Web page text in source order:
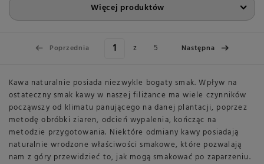
Więcej produktów
Poprzednia z 5 Następna
Kawa naturalnie posiada niezwykle bogaty smak. Wpływ na
ostateczny smak kawy w naszej filiżance ma wiele czynników
począwszy od klimatu panującego na danej plantacji, poprzez
metodę obróbki ziaren, odcień wypalenia, kończąc na
metodzie przygotowania. Niektóre odmiany kawy posiadają
naturalnie wrodzone właściwości smakowe, które pozwalają
nam z góry przewidzieć to, jak mogą smakować po zaparzeniu.